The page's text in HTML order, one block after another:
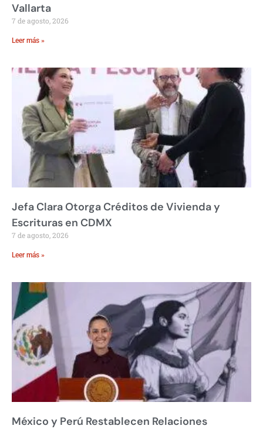
Vallarta
7 de agosto, 2026
Leer más »
Jefa Clara Otorga Créditos de Vivienda y
Escrituras en CDMX
7 de agosto, 2026
Leer más »
México y Perú Restablecen Relaciones